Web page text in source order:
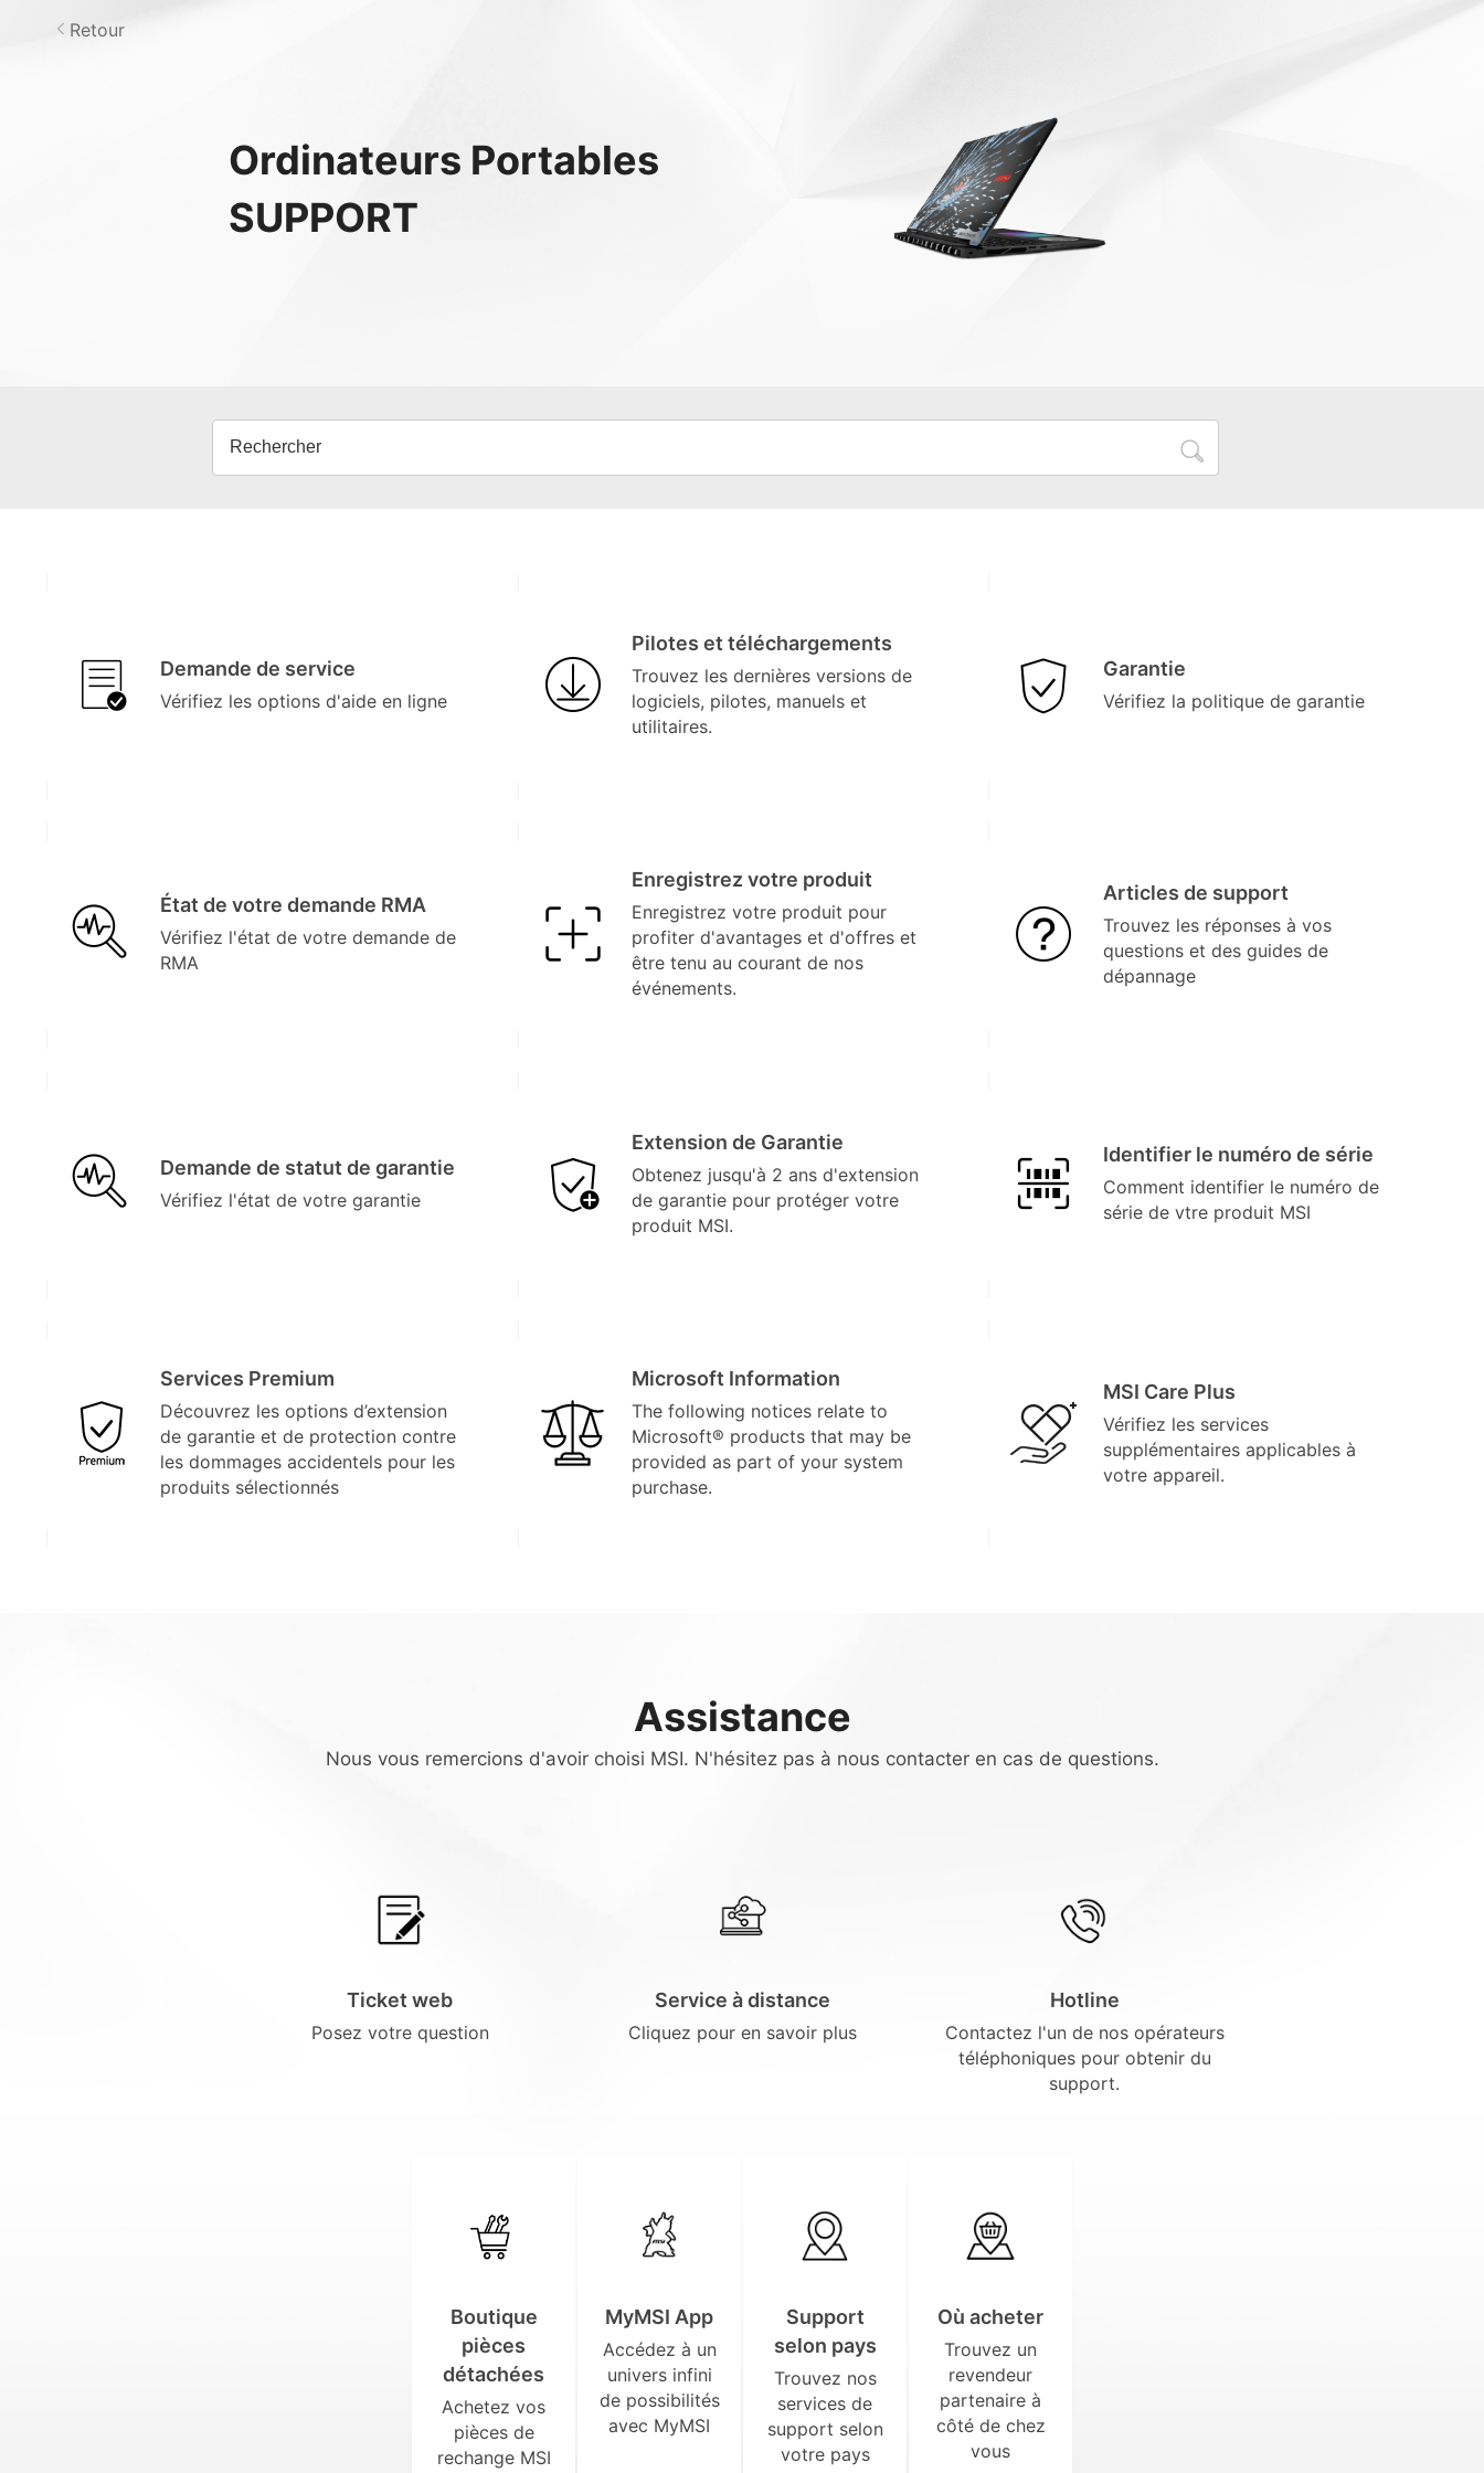
Ordinateurs Portables
SUPPORT
Retour
Demande de service
Vérifiez les options d'aide en ligne
Pilotes et téléchargements
Trouvez les dernières versions de
logiciels, pilotes, manuels et
utilitaires.
Garantie
Vérifiez la politique de garantie
État de votre demande RMA
Vérifiez l'état de votre demande de
RMA
Enregistrez votre produit
Enregistrez votre produit pour
profiter d'avantages et d'offres et
être tenu au courant de nos
événements.
Articles de support
Trouvez les réponses à vos
questions et des guides de
dépannage
Demande de statut de garantie
Vérifiez l'état de votre garantie
Extension de Garantie
Obtenez jusqu'à 2 ans d'extension
de garantie pour protéger votre
produit MSI.
Identifier le numéro de série
Comment identifier le numéro de
série de vtre produit MSI
Services Premium
Découvrez les options d’extension
de garantie et de protection contre
les dommages accidentels pour les
produits sélectionnés
Microsoft Information
The following notices relate to
Microsoft® products that may be
provided as part of your system
purchase.
MSI Care Plus
Vérifiez les services
supplémentaires applicables à
votre appareil.
Assistance
Nous vous remercions d'avoir choisi MSI. N'hésitez pas à nous contacter en cas de questions.
Ticket web
Posez votre question
Service à distance
Cliquez pour en savoir plus
Hotline
Contactez l'un de nos opérateurs
téléphoniques pour obtenir du
support.
Boutique
pièces
détachées
Achetez vos
pièces de
rechange MSI
MyMSI App
Accédez à un
univers infini
de possibilités
avec MyMSI
Support
selon pays
Trouvez nos
services de
support selon
votre pays
Où acheter
Trouvez un
revendeur
partenaire à
côté de chez
vous